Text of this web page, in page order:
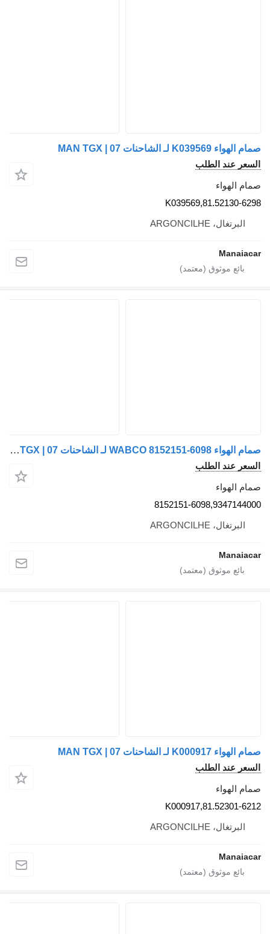
صمام الهواء K039569 لـ الشاحنات MAN TGX | 07
السعر عند الطلب
صمام الهواء
K039569,81.52130-6298
البرتغال، ARGONCILHE
Manaiacar
صمام الهواء WABCO 8152151-6098 لـ الشاحنات MAN TGX | 07
السعر عند الطلب
صمام الهواء
8152151-6098,9347144000
البرتغال، ARGONCILHE
Manaiacar
صمام الهواء K000917 لـ الشاحنات MAN TGX | 07
السعر عند الطلب
صمام الهواء
K000917,81.52301-6212
البرتغال، ARGONCILHE
Manaiacar